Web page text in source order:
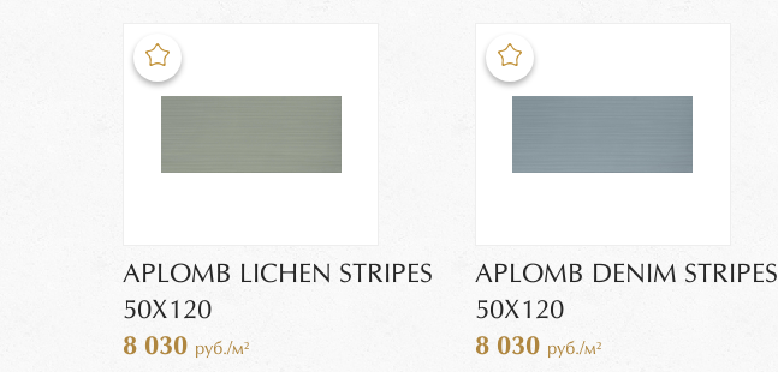
APLOMB LICHEN STRIPES
50X120
8 030 руб./м²
APLOMB DENIM STRIPES
50X120
8 030 руб./м²